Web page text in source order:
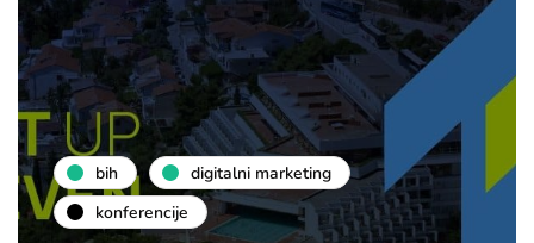
bih
digitalni marketing
konferencije